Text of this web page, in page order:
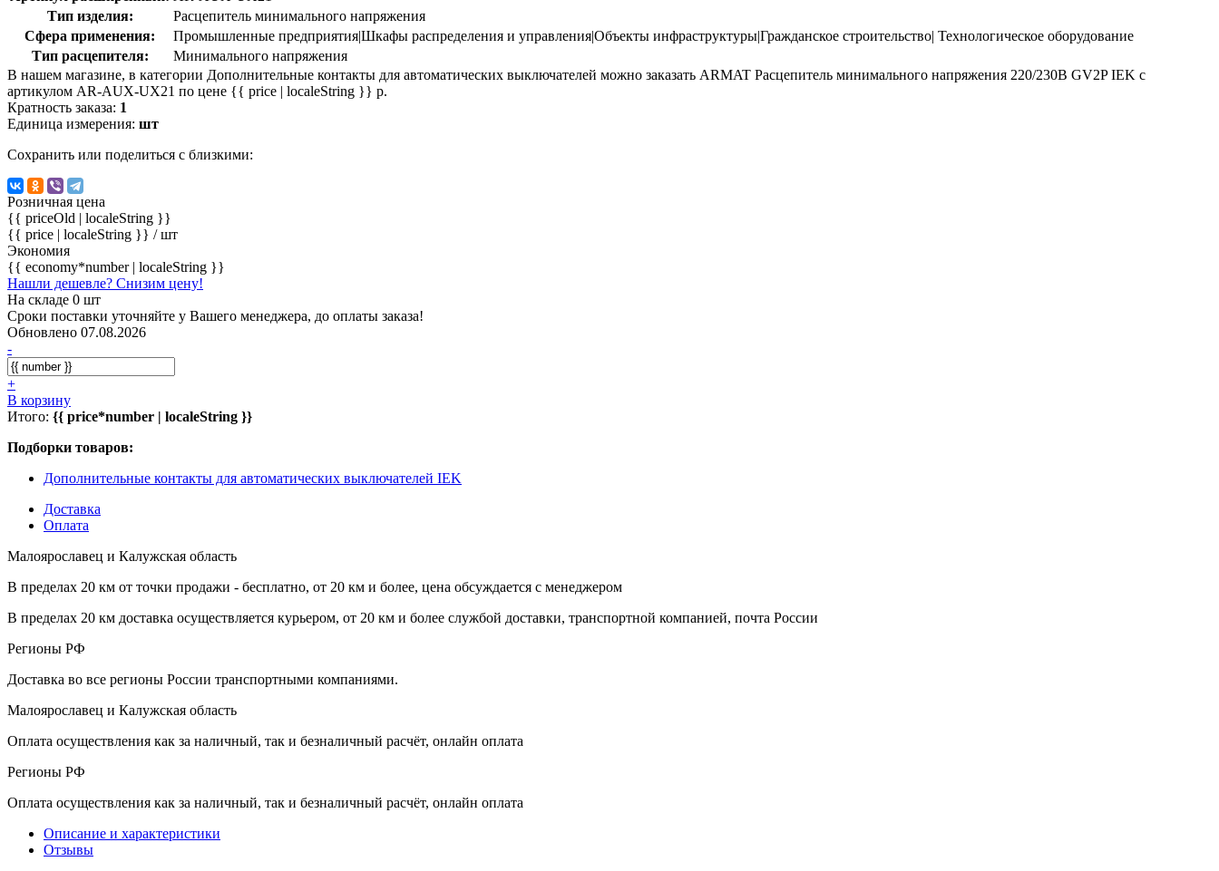
Тип изделия:
Расцепитель минимального напряжения
Сфера применения:
Промышленные предприятия|Шкафы распределения и управления|Объекты инфраструктуры|Гражданское строительство| Технологическое оборудование
Тип расцепителя:
Минимального напряжения
В нашем магазине, в категории Дополнительные контакты для автоматических выключателей можно заказать ARMAT Расцепитель минимального напряжения 220/230В GV2P IEK с
артикулом AR-AUX-UX21 по цене {{ price | localeString }} р.
Кратность заказа: 1
Единица измерения: шт
Сохранить или поделиться с близкими:
Розничная цена
{{ priceOld | localeString }}
{{ price | localeString }} / шт
Экономия
{{ economy*number | localeString }}
Нашли дешевле? Снизим цену!
На складе 0 шт
Сроки поставки уточняйте у Вашего менеджера, до оплаты заказа!
Обновлено 07.08.2026
-
+
В корзину
Итого: {{ price*number | localeString }}
Подборки товаров:
Дополнительные контакты для автоматических выключателей IEK
Доставка
Оплата
Малоярославец и Калужская область
В пределах 20 км от точки продажи - бесплатно, от 20 км и более, цена обсуждается с менеджером
В пределах 20 км доставка осуществляется курьером, от 20 км и более службой доставки, транспортной компанией, почта России
Регионы РФ
Доставка во все регионы России транспортными компаниями.
Малоярославец и Калужская область
Оплата осуществления как за наличный, так и безналичный расчёт, онлайн оплата
Регионы РФ
Оплата осуществления как за наличный, так и безналичный расчёт, онлайн оплата
Описание и характеристики
Отзывы